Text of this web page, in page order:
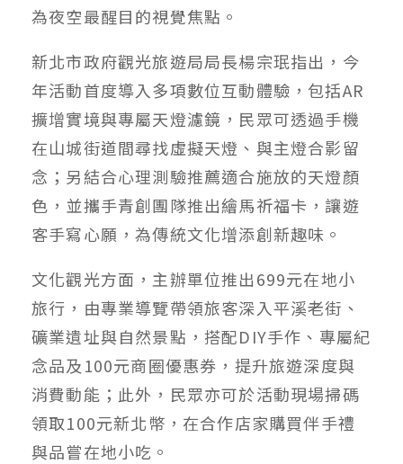
為夜空最醒目的視覺焦點。
新北市政府觀光旅遊局局長楊宗珉指出，今
年活動首度導入多項數位互動體驗，包括AR
擴增實境與專屬天燈濾鏡，民眾可透過手機
在山城街道間尋找虛擬天燈、與主燈合影留
念；另結合心理測驗推薦適合施放的天燈顏
色，並攜手青創團隊推出繪馬祈福卡，讓遊
客手寫心願，為傳統文化增添創新趣味。
文化觀光方面，主辦單位推出699元在地小
旅行，由專業導覽帶領旅客深入平溪老街、
礦業遺址與自然景點，搭配DIY手作、專屬紀
念品及100元商圈優惠券，提升旅遊深度與
消費動能；此外，民眾亦可於活動現場掃碼
領取100元新北幣，在合作店家購買伴手禮
與品嘗在地小吃。